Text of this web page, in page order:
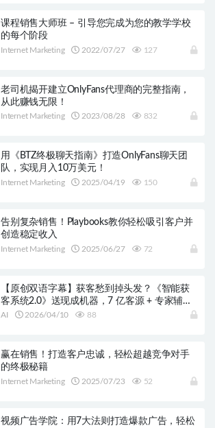
课程销售大师班 – 引导您完成为您的教学学校
的每个阶段
Internet Marketing 2022/07/27 127
老司机揭开建立OnlyFans代理商的完整指南，
从此赚钱无限！
Internet Marketing 2023/08/28 832
用《BTZ终极聊天指南》打造OnlyFans聊天团
队，实现月入10万美元！
Internet Marketing 2025/04/19 150
告别复杂销售！Playbooks教你轻松吸引客户并
创造稳定收入
Internet Marketing 2025/06/27 72
【原创双语字幕】获客愁到掉头发？《智能获
客系统2.0》送现成机器，7 亿客源 + 专家辅导
直接给！
AI 2026/04/10 88
赢在销售！打造客户忠诚，轻松超越竞争对手
的终极秘籍
Internet Marketing 2025/07/23 52
视频广告学院：用7大法则打造爆款广告，轻松